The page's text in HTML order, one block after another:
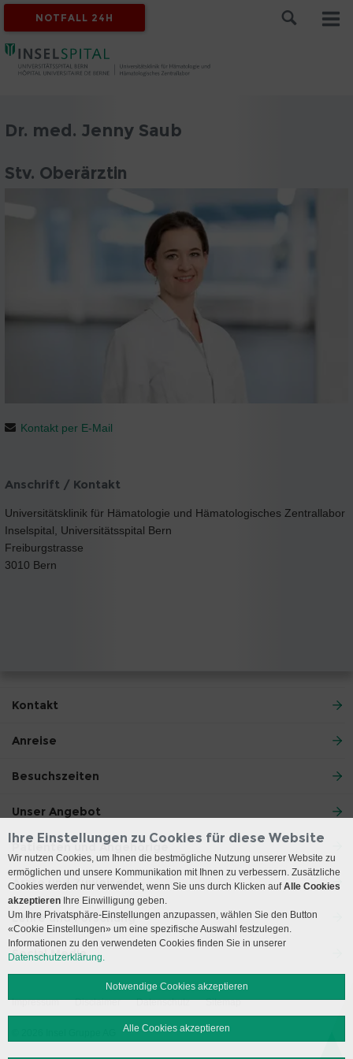
NOTFALL 24H
Dr. med. Jenny Saub
Stv. Oberärztin
Kontakt per E-Mail
Anschrift / Kontakt
Universitätsklinik für Hämatologie und Hämatologisches Zentrallabor
Inselspital, Universitätsspital Bern
Freiburgstrasse
3010 Bern
Kontakt
Anreise
Besuchszeiten
Unser Angebot
Patienten und Angehörige
Ärzte und Zuweiser
Lehre und Forschung
Social Media
Impressum Disclaimer Datenschutz Sitemap
Ihre Einstellungen zu Cookies für diese Website
Wir nutzen Cookies, um Ihnen die bestmögliche Nutzung unserer Website zu
ermöglichen und unsere Kommunikation mit Ihnen zu verbessern. Zusätzliche
Cookies werden nur verwendet, wenn Sie uns durch Klicken aufAlle Cookies
akzeptieren Ihre Einwilligung geben.
Um Ihre Privatsphäre-Einstellungen anzupassen, wählen Sie den Button
«Cookie Einstellungen» um eine spezifische Auswahl festzulegen.
Informationen zu den verwendeten Cookies finden Sie in unserer
Datenschutzerklärung.
Notwendige Cookies akzeptieren
Alle Cookies akzeptieren